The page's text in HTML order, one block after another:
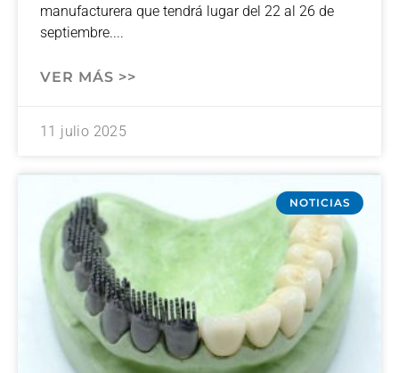
manufacturera que tendrá lugar del 22 al 26 de
septiembre.
VER MÁS >>
11 julio 2025
NOTICIAS